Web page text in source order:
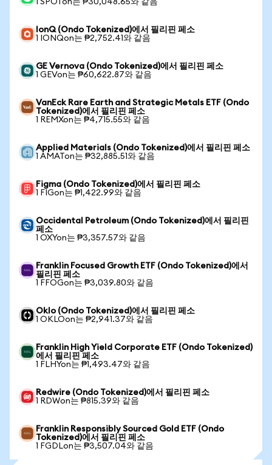
1 SPOTon는 ₱30,048.65와 같음
IonQ (Ondo Tokenized)에서 필리핀 페소
1 IONQon는 ₱2,752.41와 같음
GE Vernova (Ondo Tokenized)에서 필리핀 페소
1 GEVon는 ₱60,622.87와 같음
VanEck Rare Earth and Strategic Metals ETF (Ondo
Tokenized)에서 필리핀 페소
1 REMXon는 ₱4,715.55와 같음
Applied Materials (Ondo Tokenized)에서 필리핀 페소
1 AMATon는 ₱32,885.51와 같음
Figma (Ondo Tokenized)에서 필리핀 페소
1 FIGon는 ₱1,422.99와 같음
Occidental Petroleum (Ondo Tokenized)에서 필리핀
페소
1 OXYon는 ₱3,357.57와 같음
Franklin Focused Growth ETF (Ondo Tokenized)에서
필리핀 페소
1 FFOGon는 ₱3,039.80와 같음
Oklo (Ondo Tokenized)에서 필리핀 페소
1 OKLOon는 ₱2,941.37와 같음
Franklin High Yield Corporate ETF (Ondo Tokenized)
에서 필리핀 페소
1 FLHYon는 ₱1,493.47와 같음
Redwire (Ondo Tokenized)에서 필리핀 페소
1 RDWon는 ₱815.39와 같음
Franklin Responsibly Sourced Gold ETF (Ondo
Tokenized)에서 필리핀 페소
1 FGDLon는 ₱3,507.04와 같음